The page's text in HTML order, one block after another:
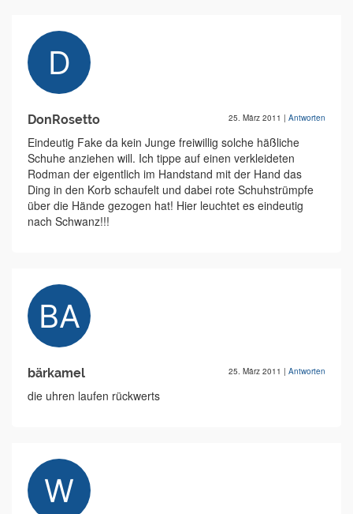
DonRosetto 25. März 2011 | Antworten
Eindeutig Fake da kein Junge freiwillig solche häßliche
Schuhe anziehen will. Ich tippe auf einen verkleideten
Rodman der eigentlich im Handstand mit der Hand das
Ding in den Korb schaufelt und dabei rote Schuhstrümpfe
über die Hände gezogen hat! Hier leuchtet es eindeutig
nach Schwanz!!!
bärkamel 25. März 2011 | Antworten
die uhren laufen rückwerts